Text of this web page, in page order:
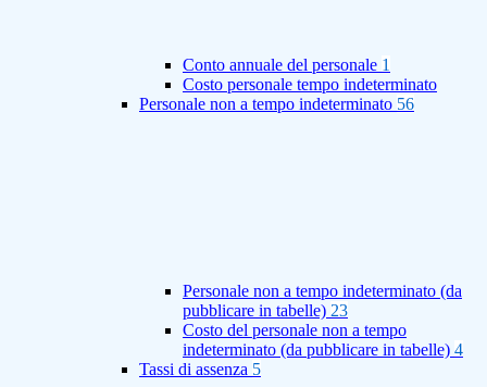
Conto annuale del personale 1
Costo personale tempo indeterminato
Personale non a tempo indeterminato 56
Personale non a tempo indeterminato (da
pubblicare in tabelle) 23
Costo del personale non a tempo
indeterminato (da pubblicare in tabelle) 4
Tassi di assenza 5